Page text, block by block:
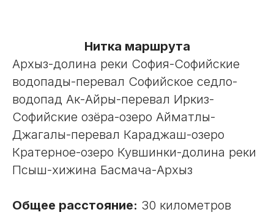
Нитка маршрута
Архыз-долина реки София-Софийские
водопады-перевал Софийское седло-
водопад Ак-Айры-перевал Иркиз-
Софийские озёра-озеро Айматлы-
Джагалы-перевал Караджаш-озеро
Кратерное-озеро Кувшинки-долина реки
Псыш-хижина Басмача-Архыз
Общее расстояние: 30 километров